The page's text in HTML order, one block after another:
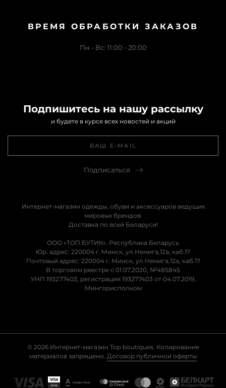
ВРЕМЯ ОБРАБОТКИ ЗАКАЗОВ
Пн - Вс: 11:00 - 20:00
Подпишитесь на нашу рассылку
и будете в курсе всех новостей и акций
Подписаться
Интернет-магазин одежды, обуви и аксессуаров ведущих
мировых брендов.
Доставка по всей Беларуси!
ООО «ТОП БУТИК», Республика Беларусь
Юр. адрес: 220004 г. Минск, ул.Немига,12а, каб.17
Почтовый адрес: 220004 г. Минск, ул.Немига,12а, каб.17
В торговом реестре с 01.07.2020, №485845
УНП 193277403, регистрация 193277403 от 04.07.2019,
Мингорисполком
© 2026 Интернет-магазин Top boutiques. Копирование
материалов запрещено. Договор публичной оферты